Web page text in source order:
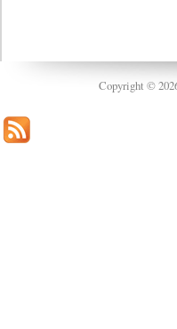
Copyright ©